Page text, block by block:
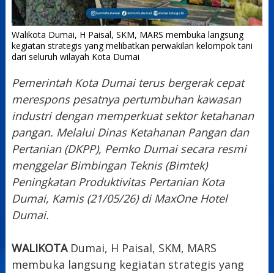
Walikota Dumai, H Paisal, SKM, MARS membuka langsung
kegiatan strategis yang melibatkan perwakilan kelompok tani
dari seluruh wilayah Kota Dumai
Pemerintah Kota Dumai terus bergerak cepat
merespons pesatnya pertumbuhan kawasan
industri dengan memperkuat sektor ketahanan
pangan. Melalui Dinas Ketahanan Pangan dan
Pertanian (DKPP), Pemko Dumai secara resmi
menggelar Bimbingan Teknis (Bimtek)
Peningkatan Produktivitas Pertanian Kota
Dumai, Kamis (21/05/26) di MaxOne Hotel
Dumai.
WALIKOTADumai, H Paisal, SKM, MARS
membuka langsung kegiatan strategis yang